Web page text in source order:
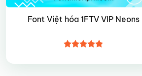
Font Việt hóa 1FTV VIP Neons
hạng4.85